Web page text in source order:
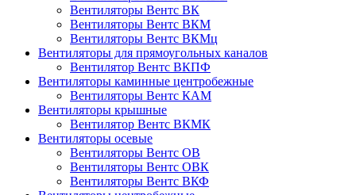
Вентиляторы Вентс ВК
Вентиляторы Вентс ВКМ
Вентиляторы Вентс ВКМц
Вентиляторы для прямоугольных каналов
Вентилятор Вентс ВКПФ
Вентиляторы каминные центробежные
Вентиляторы Вентс КАМ
Вентиляторы крышные
Вентилятор Вентс ВКМК
Вентиляторы осевые
Вентиляторы Вентс ОВ
Вентиляторы Вентс ОВК
Вентиляторы Вентс ВКФ